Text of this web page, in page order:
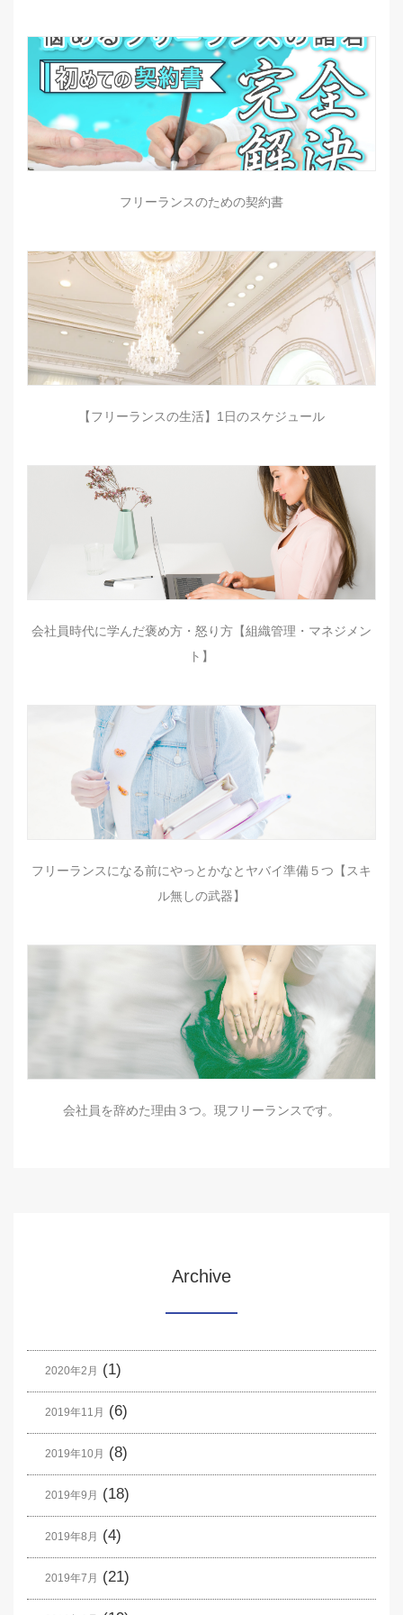
フリーランスのための契約書
【フリーランスの生活】1日のスケジュール
会社員時代に学んだ褒め方・怒り方【組織管理・マネジメン
ト】
フリーランスになる前にやっとかなとヤバイ準備５つ【スキ
ル無しの武器】
会社員を辞めた理由３つ。現フリーランスです。
Archive
2020年2月 (1)
2019年11月 (6)
2019年10月 (8)
2019年9月 (18)
2019年8月 (4)
2019年7月 (21)